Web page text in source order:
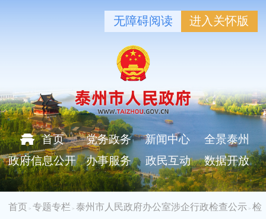
无障碍阅读 进入关怀版
首页 党务政务 新闻中心
全景泰州
政府信息公开
办事服务 政民互动 数据开放
首页 >专题专栏 >泰州市人民政府办公室涉企行政检查公示 >检